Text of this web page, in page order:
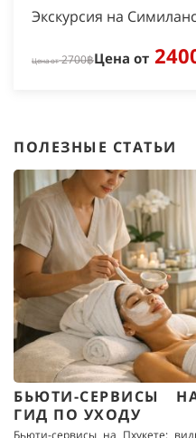
Экскурсия на
Цена от2700฿Цена от
ПОЛЕЗНЫЕ СТАТЬИ
БЬЮТИ-СЕРВИСЫ
ГИД ПО УХОДУ